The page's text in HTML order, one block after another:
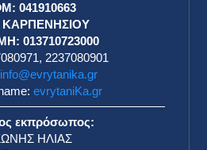
041910663
013710723000
2237080901
info@evrytanika.gr
evrytaniKa.gr
εκπρόσωπος:
ΗΛΙΑΣ